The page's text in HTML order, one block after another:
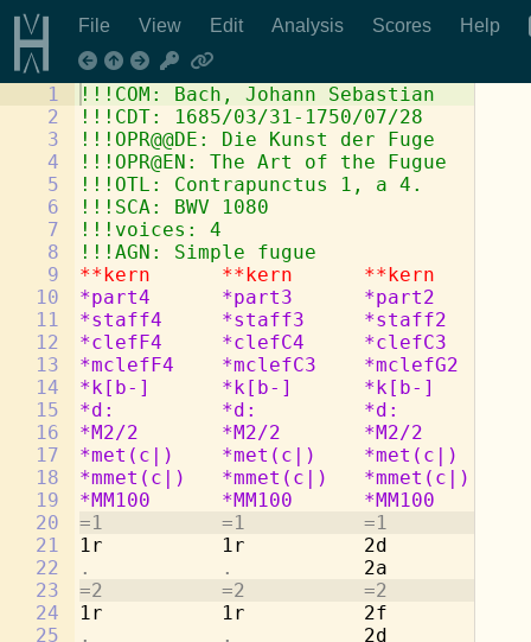
File View Edit Analysis Scores Help
1
2
3
4
5
6
7
8
9
10
11
12
13
14
15
16
17
18
19
20
21
22
23
24
25
!!!COM: Bach, Johann Sebastian
!!!CDT: 1685/03/31-1750/07/28
!!!OPR@@DE: Die Kunst der Fuge
!!!OPR@EN: The Art of the Fugue
!!!OTL: Contrapunctus 1, a 4.
!!!SCA: BWV 1080
!!!voices: 4
!!!AGN: Simple fugue
**kern
**kern **kern
*part4
*part3 *part2
*staff4
*staff3 *staff2
*clefF4
*clefC4 *clefC3
*mclefF4
*mclefC3 *mclefG2
*k[b-]
*k[b-] *k[b-]
*d:
*d: *d:
*M2/2
*M2/2 *M2/2
*met(c|)
*met(c|) *met(c|)
*mmet(c|)
*mmet(c|) *mmet(c|)
*MM100
*MM100 *MM100
=1          =1          =1          =1
1r          1r          2d          1r
.           . 2a
=2          =2          =2          =2
1r          1r          2f          1r
.           . 2d